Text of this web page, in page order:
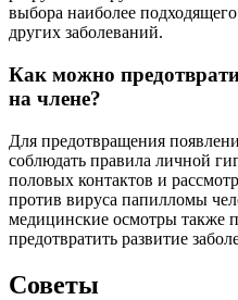
выбора наиболее
других заболеваний.
Как можно
на члене?
Для предотвращения
соблюдать правила личной
половых контактов и
против вируса папилломы
медицинские осмотры также
предотвратить развитие
Советы